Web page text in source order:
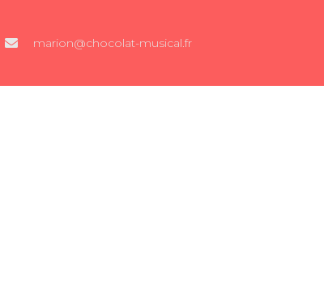
marion@chocolat-musical.fr